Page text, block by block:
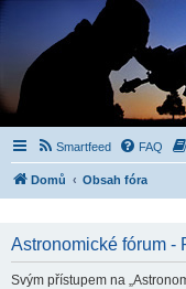
Smartfeed FAQ
Domů Obsah fóra
Astronomické fórum -
Svým přístupem na